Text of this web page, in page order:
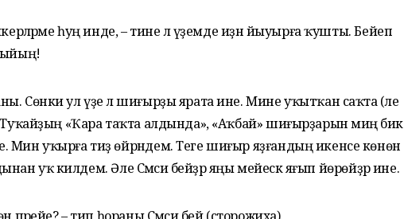
һуң инде, – тине лә үҙемде иҙән йыуырға ҡушты. Бейеп
Сөнки ул үҙе лә шиғырҙы ярата ине. Мине уҡытҡан саҡта (әле
«Ҡара таҡта алдында», «Аҡбай» шиғырҙарын миңә бик
Мин уҡырға тиҙ өйрәндем. Теге шиғыр яҙғандың икенсе көнөн
уҡ килдем. Әле Сәмси әбейҙәр яңы мейескә яғып йөрөйҙәр ине.